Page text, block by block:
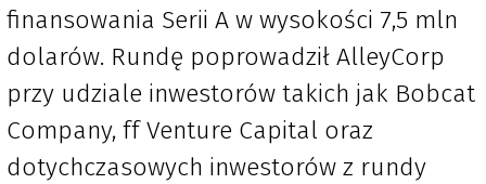
finansowania Serii A w wysokości 7,5 mln
dolarów. Rundę poprowadził AlleyCorp
przy udziale inwestorów takich jak Bobcat
Company, ff Venture Capital oraz
dotychczasowych inwestorów z rundy